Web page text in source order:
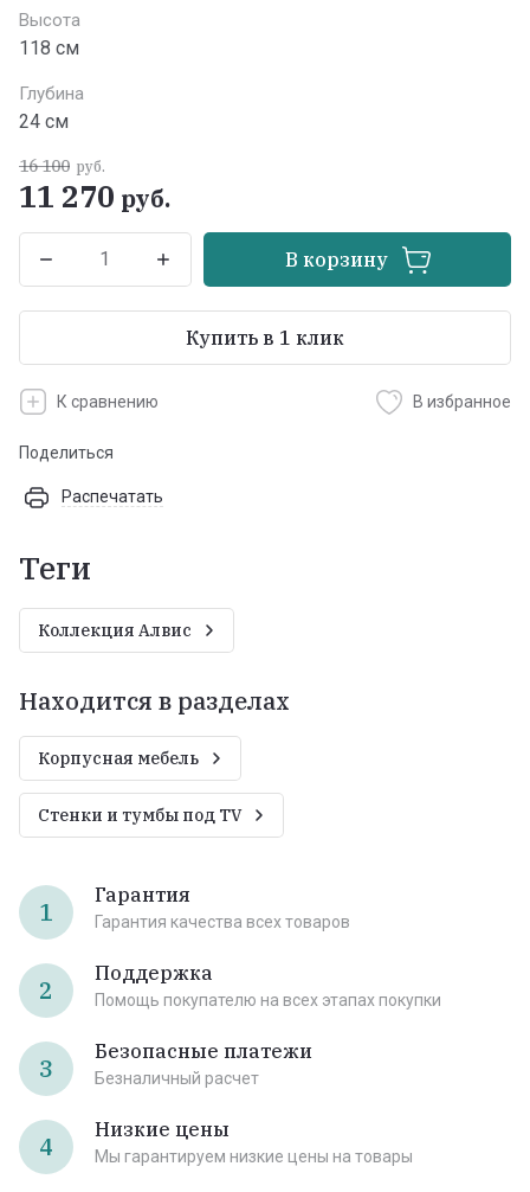
Высота
118 см
Глубина
24 см
16 100 руб.
11 270 руб.
В корзину
Купить в 1 клик
К сравнению В избранное
Поделиться
Распечатать
теги
Коллекция Алвис
Находится в разделах
Корпусная мебель
Стенки и тумбы под TV
1
Гарантия
Гарантия качества всех товаров
2
Поддержка
Помощь покупателю на всех этапах покупки
3
Безопасные платежи
Безналичный расчет
4
Низкие цены
Мы гарантируем низкие цены на товары